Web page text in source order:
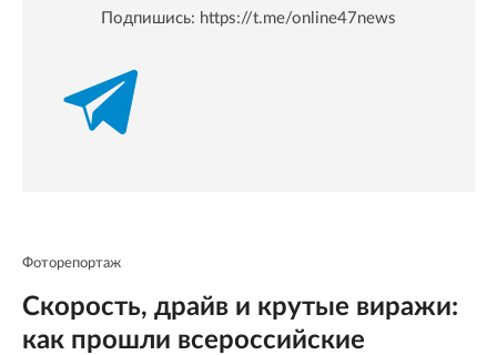
Подпишись: https://t.me/online47news
Фоторепортаж
Скорость, драйв и крутые виражи:
как прошли всероссийские